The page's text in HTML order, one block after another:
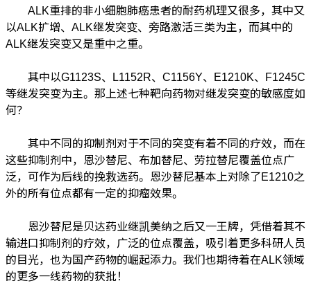
ALK重排的非小细胞肺癌患者的耐药机理又很多，其中又
以ALK扩增、ALK继发突变、旁路激活三类为主，而其中的
ALK继发突变又是重中之重。
其中以G1123S、L1152R、C1156Y、E1210K、F1245C
等继发突变为主。那上述七种靶向药物对继发突变的敏感度如
何？
其中不同的抑制剂对于不同的突变有着不同的疗效，而在
这些抑制剂中，恩沙替尼、布加替尼、劳拉替尼覆盖位点广
泛，可作为后线的挽救选药。恩沙替尼基本上对除了E1210之
外的所有位点都有一定的抑瘤效果。
恩沙替尼是贝达药业继凯美纳之后又一王牌，凭借着其不
输进口抑制剂的疗效，广泛的位点覆盖，吸引着更多科研人员
的目光，也为国产药物的崛起添力。我们也期待着在ALK领域
的更多一线药物的获批！